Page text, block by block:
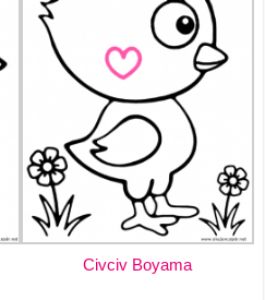
Civciv Boyama